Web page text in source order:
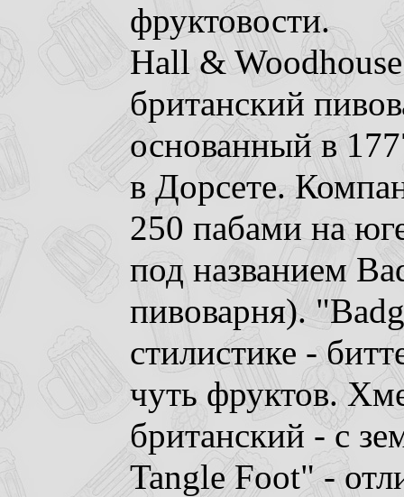
фруктовости.
Hall &
британский
основанный в
в Дорсете.
250 пабами на
под названием
пивоварня).
стилистике -
чуть фруктов.
британский - с
Tangle Foot" -